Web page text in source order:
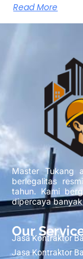
Read More
Master Tukang
berlegalitas
tahun. Kami
dipercaya
Our
Jasa Kontraktor
Jasa Kontraktor